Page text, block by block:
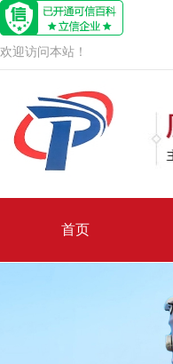
欢迎访问本站！
首页